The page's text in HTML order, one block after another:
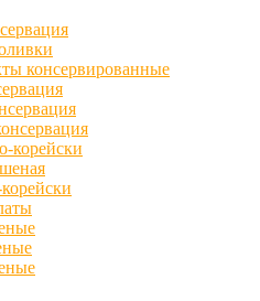
консервированные
корейски